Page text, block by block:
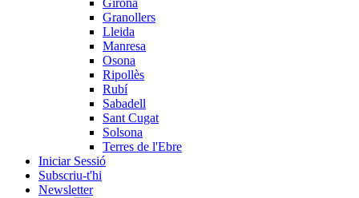
Girona
Granollers
Lleida
Manresa
Osona
Ripollès
Rubí
Sabadell
Sant Cugat
Solsona
Terres de l'Ebre
Iniciar Sessió
Subscriu-t'hi
Newsletter